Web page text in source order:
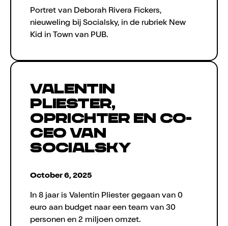
Portret van Deborah Rivera Fickers,
nieuweling bij Socialsky, in de rubriek New
Kid in Town van PUB.
Valentin
Pliester,
oprichter en co-
CEO van
Socialsky
October 6, 2025
In 8 jaar is Valentin Pliester gegaan van 0
euro aan budget naar een team van 30
personen en 2 miljoen omzet.